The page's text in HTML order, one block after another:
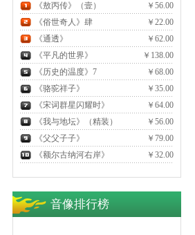
《敖丙传》（壹）
￥56.00
《俗世奇人》肆
￥22.00
《通透》
￥62.00
《平凡的世界》
￥138.00
《历史的温度》7
￥68.00
《骆驼祥子》
￥35.00
《宋词群星闪耀时》
￥64.00
《我与地坛》（精装）
￥56.00
《父父子子》
￥79.00
《额尔古纳河右岸》
￥32.00
音像排行榜